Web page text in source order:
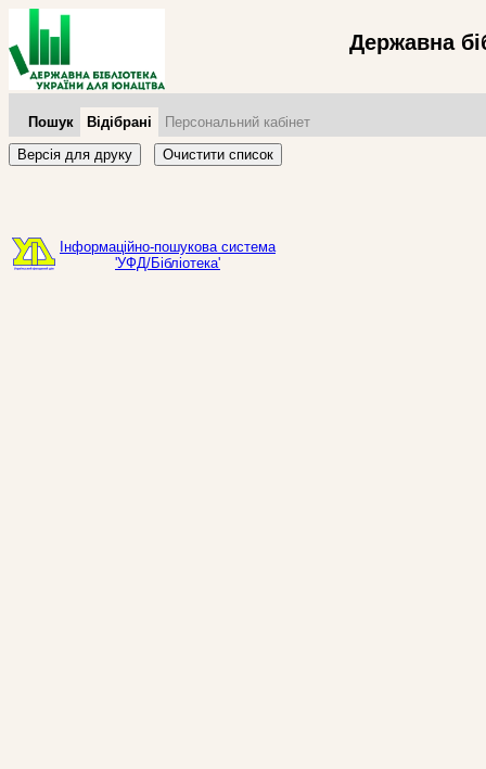
Державна
Пошук Відібрані
Персональний кабінет
Версія для друку
Очистити список
Інформаційно-пошукова система
'УФД/Бібліотека'